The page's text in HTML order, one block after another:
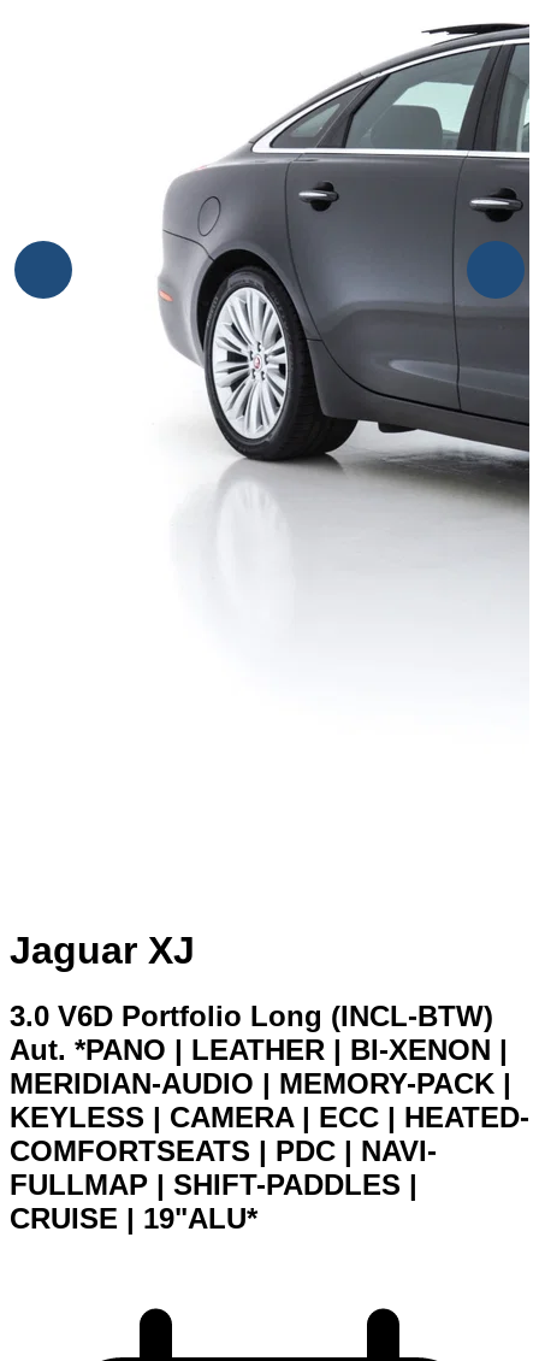
Jaguar XJ
3.0 V6D Portfolio Long (INCL-BTW)
Aut. *PANO | LEATHER | BI-XENON |
MERIDIAN-AUDIO | MEMORY-PACK |
KEYLESS | CAMERA | ECC | HEATED-
COMFORTSEATS | PDC | NAVI-
FULLMAP | SHIFT-PADDLES |
CRUISE | 19"ALU*